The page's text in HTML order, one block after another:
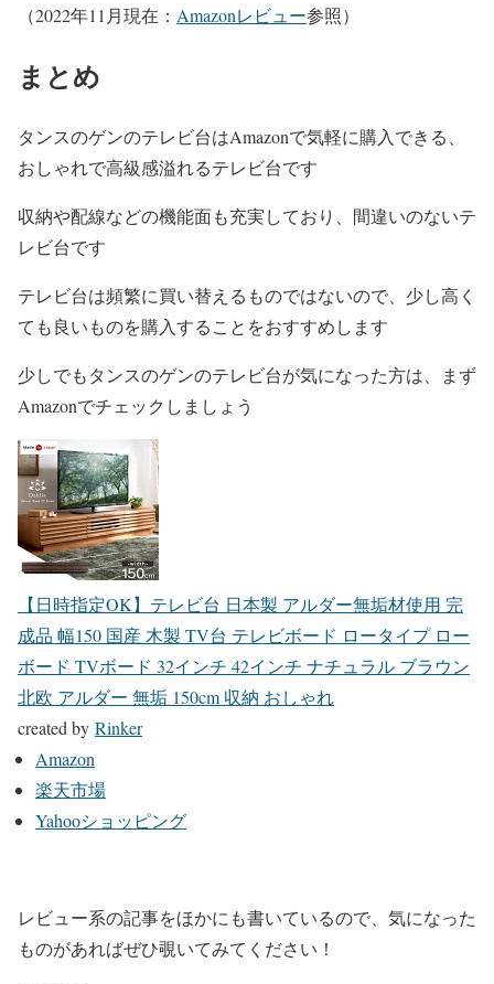
（2022年11月現在： Amazonレビュー参照）
まとめ
タンスのゲンのテレビ台はAmazonで気軽に購入できる、
おしゃれで高級感溢れるテレビ台です
収納や配線などの機能面も充実しており、間違いのないテ
レビ台です
テレビ台は頻繁に買い替えるものではないので、少し高く
ても良いものを購入することをおすすめします
少しでもタンスのゲンのテレビ台が気になった方は、まず
Amazonでチェックしましょう
【日時指定OK】テレビ台 日本製 アルダー無垢材使用 完
成品 幅150 国産 木製 TV台 テレビボード ロータイプ ロー
ボード TVボード 32インチ 42インチ ナチュラル ブラウン
北欧 アルダー 無垢 150cm 収納 おしゃれ
created by Rinker
Amazon
楽天市場
Yahooショッピング
レビュー系の記事をほかにも書いているので、気になった
ものがあればぜひ覗いてみてください！